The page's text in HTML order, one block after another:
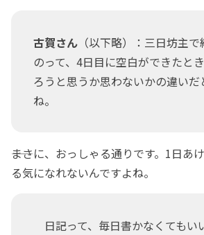
古賀さん （以下略）：三日坊主
のって、4日目に空白ができたと
ろうと思うか思わないかの違いだ
ね。
――まさに、おっしゃる通りです。1日あ
る気になれないんですよね。
日記って、毎日書かなくてもい